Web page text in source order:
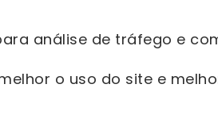
análise de tráfego e
o uso do site e